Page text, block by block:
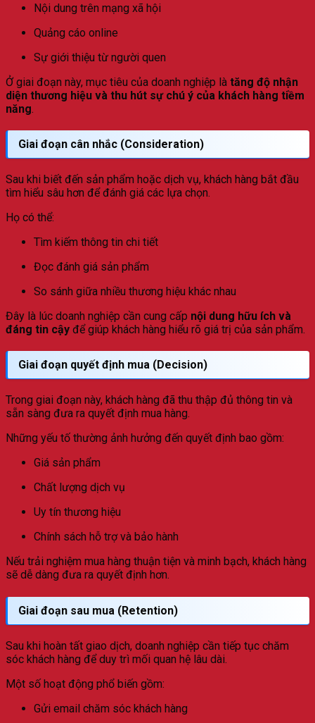
Nội dung trên mạng xã hội
Quảng cáo online
Sự giới thiệu từ người quen
Ở giai đoạn này, mục tiêu của doanh nghiệp là tăng độ nhận
diện thương hiệu và thu hút sự chú ý của khách hàng tiềm
năng.
Giai đoạn cân nhắc (Consideration)
Sau khi biết đến sản phẩm hoặc dịch vụ, khách hàng bắt đầu
tìm hiểu sâu hơn để đánh giá các lựa chọn.
Họ có thể:
Tìm kiếm thông tin chi tiết
Đọc đánh giá sản phẩm
So sánh giữa nhiều thương hiệu khác nhau
Đây là lúc doanh nghiệp cần cung cấp nội dung hữu ích và
đáng tin cậy để giúp khách hàng hiểu rõ giá trị của sản phẩm.
Giai đoạn quyết định mua (Decision)
Trong giai đoạn này, khách hàng đã thu thập đủ thông tin và
sẵn sàng đưa ra quyết định mua hàng.
Những yếu tố thường ảnh hưởng đến quyết định bao gồm:
Giá sản phẩm
Chất lượng dịch vụ
Uy tín thương hiệu
Chính sách hỗ trợ và bảo hành
Nếu trải nghiệm mua hàng thuận tiện và minh bạch, khách hàng
sẽ dễ dàng đưa ra quyết định hơn.
Giai đoạn sau mua (Retention)
Sau khi hoàn tất giao dịch, doanh nghiệp cần tiếp tục chăm
sóc khách hàng để duy trì mối quan hệ lâu dài.
Một số hoạt động phổ biến gồm:
Gửi email chăm sóc khách hàng